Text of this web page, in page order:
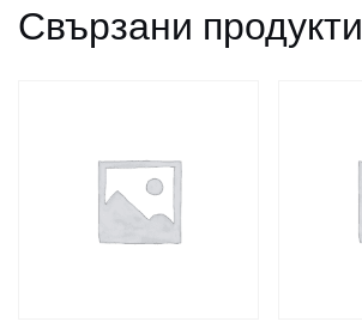
Свързани продукти